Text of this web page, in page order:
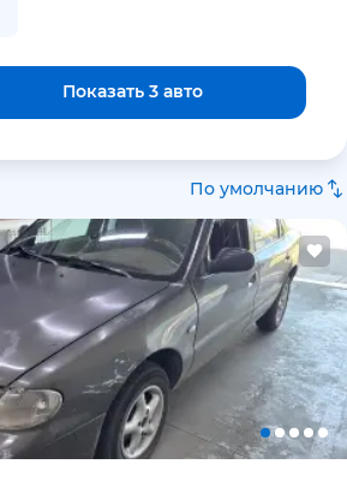
Показать 3 авто
По умолчанию